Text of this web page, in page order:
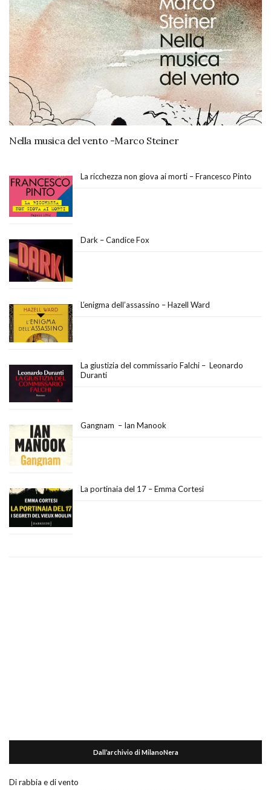
Nella musica del vento -Marco Steiner
La ricchezza non giova ai morti – Francesco Pinto
Dark – Candice Fox
L’enigma dell’assassino – Hazell Ward
La giustizia del commissario Falchi – Leonardo
Duranti
Gangnam – Ian Manook
La portinaia del 17 – Emma Cortesi
Dall’archivio di MilanoNera
Di rabbia e di vento